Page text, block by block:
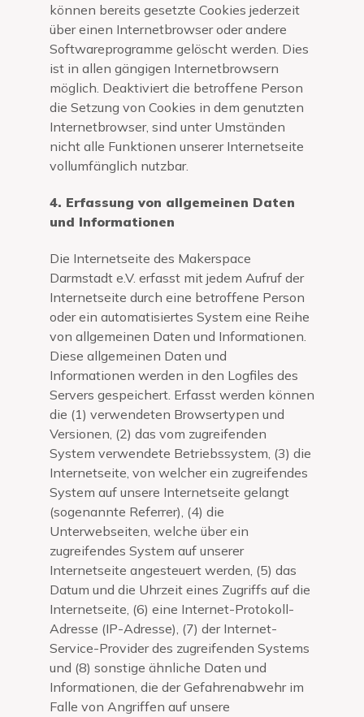
können bereits gesetzte Cookies jederzeit
über einen Internetbrowser oder andere
Softwareprogramme gelöscht werden. Dies
ist in allen gängigen Internetbrowsern
möglich. Deaktiviert die betroffene Person
die Setzung von Cookies in dem genutzten
Internetbrowser, sind unter Umständen
nicht alle Funktionen unserer Internetseite
vollumfänglich nutzbar.
4. Erfassung von allgemeinen Daten
und Informationen
Die Internetseite des Makerspace
Darmstadt e.V. erfasst mit jedem Aufruf der
Internetseite durch eine betroffene Person
oder ein automatisiertes System eine Reihe
von allgemeinen Daten und Informationen.
Diese allgemeinen Daten und
Informationen werden in den Logfiles des
Servers gespeichert. Erfasst werden können
die (1) verwendeten Browsertypen und
Versionen, (2) das vom zugreifenden
System verwendete Betriebssystem, (3) die
Internetseite, von welcher ein zugreifendes
System auf unsere Internetseite gelangt
(sogenannte Referrer), (4) die
Unterwebseiten, welche über ein
zugreifendes System auf unserer
Internetseite angesteuert werden, (5) das
Datum und die Uhrzeit eines Zugriffs auf die
Internetseite, (6) eine Internet-Protokoll-
Adresse (IP-Adresse), (7) der Internet-
Service-Provider des zugreifenden Systems
und (8) sonstige ähnliche Daten und
Informationen, die der Gefahrenabwehr im
Falle von Angriffen auf unsere